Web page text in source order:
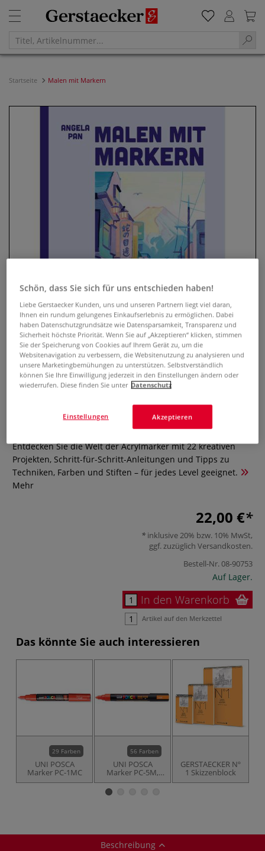
Startseite Malen mit Markern
Malen mit Markern
0 Bewertungen
Entdecken Sie die Welt der Acrylmarker mit 22 kreativen
Projekten, Schritt-für-Schritt-Anleitungen und Tipps zu
Techniken, Farben und Stiften – für jedes Level geeignet.
Mehr
22,00 €
inklusive 20% bzw. 10% MwSt,
ggf. zuzüglich Versandkosten.
Bestell-Nr.08-90753
Auf Lager.
In den Warenkorb
Artikel auf den Merkzettel
Das könnte Sie auch interessieren
29 Farben
UNI POSCA
Marker PC-1MC
56 Farben
UNI POSCA
Marker PC-5M,
einzeln
GERSTAECKER Nº
1 Skizzenblock
Beschreibung
Schön, dass Sie sich für uns entschieden haben!
Liebe Gerstaecker Kunden, uns und unseren Partnern liegt viel daran,
Ihnen ein rundum gelungenes Einkaufserlebnis zu ermöglichen. Dabei
haben Datenschutzgrundsätze wie Datensparsamkeit, Transparenz und
Sicherheit höchste Priorität. Wenn Sie auf „Akzeptieren“ klicken, stimmen
Sie der Speicherung von Cookies auf Ihrem Gerät zu, um die
Websitenavigation zu verbessern, die Websitenutzung zu analysieren und
unsere Marketingbemühungen zu unterstützen. Selbstverständlich
können Sie Ihre Einwilligung jederzeit in den Einstellungen ändern oder
wiederrufen. Diese finden Sie unter Datenschutz
Akzeptieren
Einstellungen